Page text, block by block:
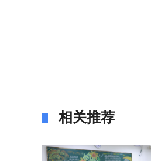
相关推荐